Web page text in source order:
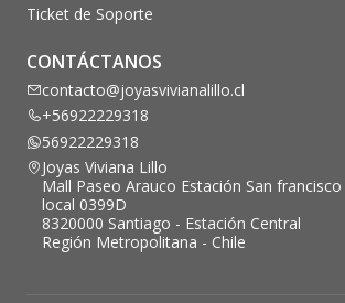
Ticket de Soporte
CONTÁCTANOS
contacto@joyasvivianalillo.cl
+56922229318
56922229318
Joyas Viviana Lillo
Mall Paseo Arauco Estación San
local 0399D
8320000 Santiago - Estación Central
Región Metropolitana - Chile